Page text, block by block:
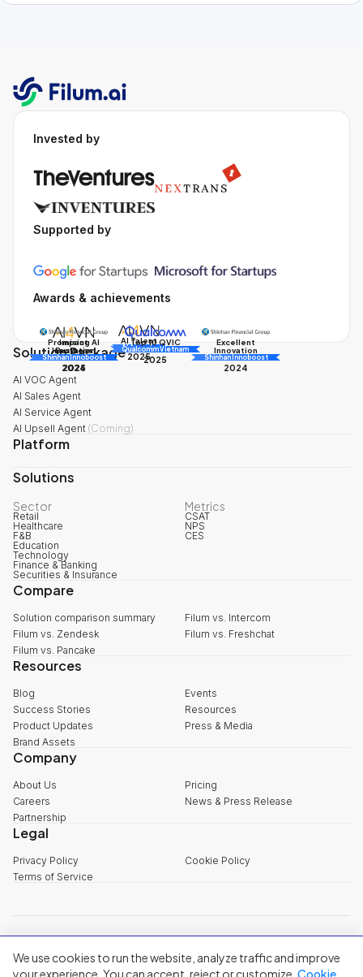
Invested by
Supported by
Awards & achievements
Promising AI
Business
AI Awards
2025
AI Talent
AI Awards
2025
Excellent
Innovation
Shinhan Innoboost
2024
Impact
Innovation
Shinhan Innoboost
2024
Top 10 QVIC
Qualcomm Vietnam
2025
Solution Package
AI VOC Agent
AI Sales Agent
AI Service Agent
AI Upsell Agent (Coming)
Platform
Solutions
Sector
Retail
Healthcare
F&B
Education
Technology
Finance & Banking
Securities & Insurance
Metrics
CSAT
NPS
CES
Compare
Solution comparison summary
Filum vs. Intercom
Filum vs. Zendesk
Filum vs. Freshchat
Filum vs. Pancake
Resources
Blog
Events
Success Stories
Resources
Product Updates
Press & Media
Brand Assets
Company
About Us
Pricing
Careers
News & Press Release
Partnership
Legal
Privacy Policy
Cookie Policy
Terms of Service
+84 888 18 1313
Head Office:3rd Floor, 65-67 B4 Street, Sala Urban Area, An Khanh
We use cookies to run the website, analyze traffic and improve
your experience. You can accept, reject or customize. Cookie